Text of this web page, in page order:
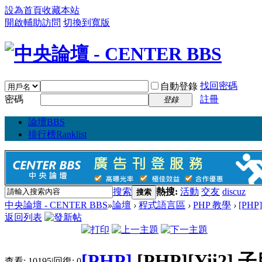
設為首頁收藏本站
開啟輔助訪問 切換到寬版
自動登錄 找回密碼
密碼
登錄 註冊
論壇BBS
排行榜Ranklist
搜索 搜索 熱搜: 活動 交友 discuz
中央論壇 - CENTER BBS»論壇 › 程式語言區 › PHP 教學 ›
返回列表